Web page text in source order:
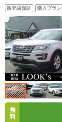
販売店保証 購入プラ
無
料